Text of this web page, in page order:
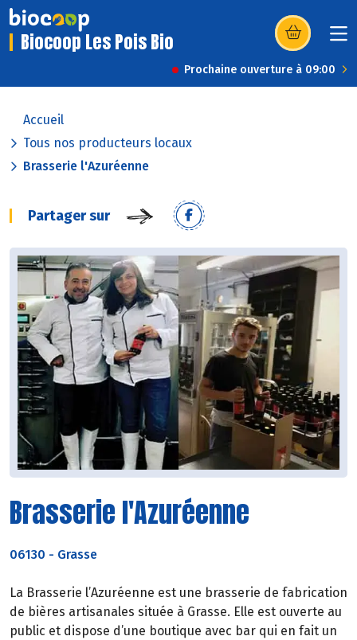
Biocoop Les Pois Bio (s’ouvre dans
Prochaine ouverture à 09:00
Accueil
Tous nos producteurs locaux
Brasserie l'Azuréenne
Partager sur
Brasserie l'Azuréenne
06130 - Grasse
La Brasserie l’Azuréenne est une brasserie de fabrication
de bières artisanales située à Grasse. Elle est ouverte au
public et dispose d’une boutique avec bar qui en fait un